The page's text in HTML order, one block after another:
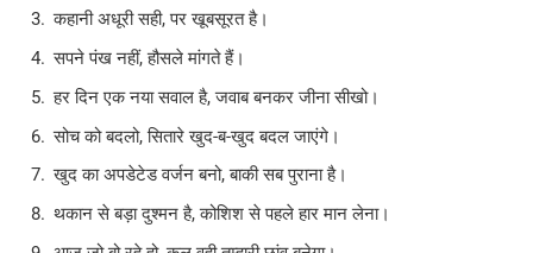
कहानी अधूरी सही, पर खूबसूरत है।
सपने पंख नहीं, हौसले मांगते हैं।
हर दिन एक नया सवाल है, जवाब बनकर जीना सीखो।
सोच को बदलो, सितारे खुद-ब-खुद बदल जाएंगे।
खुद का अपडेटेड वर्जन बनो, बाकी सब पुराना है।
थकान से बड़ा दुश्मन है, कोशिश से पहले हार मान लेना।